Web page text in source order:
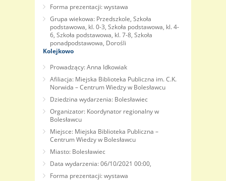
Forma prezentacji: wystawa
Grupa wiekowa: Przedszkole, Szkoła
podstawowa, kl. 0-3, Szkoła podstawowa, kl. 4-
6, Szkoła podstawowa, kl. 7-8, Szkoła
ponadpodstawowa, Dorośli
Kolejkowo
Prowadzący: Anna Idkowiak
Afiliacja: Miejska Biblioteka Publiczna im. C.K.
Norwida – Centrum Wiedzy w Bolesławcu
Dziedzina wydarzenia: Bolesławiec
Organizator: Koordynator regionalny w
Bolesławcu
Miejsce: Miejska Biblioteka Publiczna –
Centrum Wiedzy w Bolesławcu
Miasto: Bolesławiec
Data wydarzenia: 06/10/2021 00:00,
Forma prezentacji: wystawa